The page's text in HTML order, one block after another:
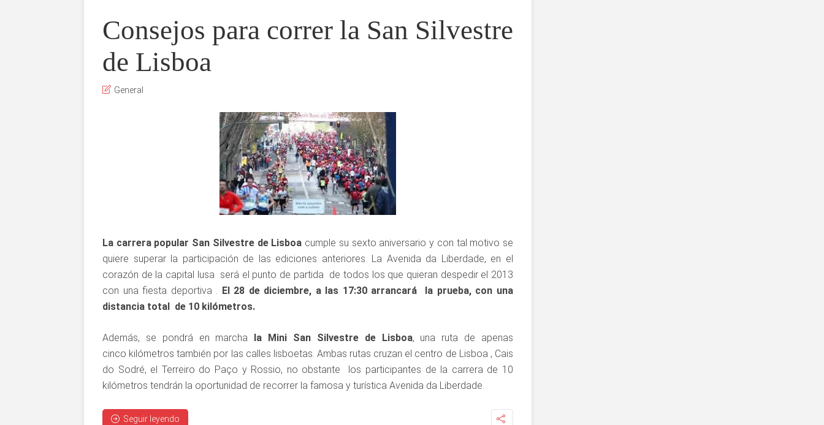
Consejos para correr la San Silvestre
de Lisboa
General
La carrera popular San Silvestre de Lisboa cumple su sexto aniversario y con tal motivo se
quiere superar la participación de las ediciones anteriores. La Avenida da Liberdade, en el
corazón de la capital lusa será el punto de partida de todos los que quieran despedir el 2013
con una fiesta deportiva . El 28 de diciembre, a las 17:30 arrancará la prueba, con una
distancia total de 10 kilómetros.
Además, se pondrá en marcha la Mini San Silvestre de Lisboa, una ruta de apenas
cinco kilómetros también por las calles lisboetas. Ambas rutas cruzan el centro de Lisboa , Cais
do Sodré, el Terreiro do Paço y Rossio, no obstante los participantes de la carrera de 10
kilómetros tendrán la oportunidad de recorrer la famosa y turística Avenida da Liberdade.
Seguir leyendo